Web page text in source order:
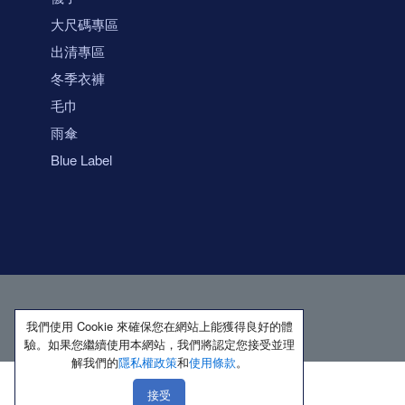
大尺碼專區
出清專區
冬季衣褲
毛巾
雨傘
Blue Label
著作權所有 保留一切權利
我們使用 Cookie 來確保您在網站上能獲得良好的體
驗。如果您繼續使用本網站，我們將認定您接受並理
解我們的隱私權政策和使用條款。
接受